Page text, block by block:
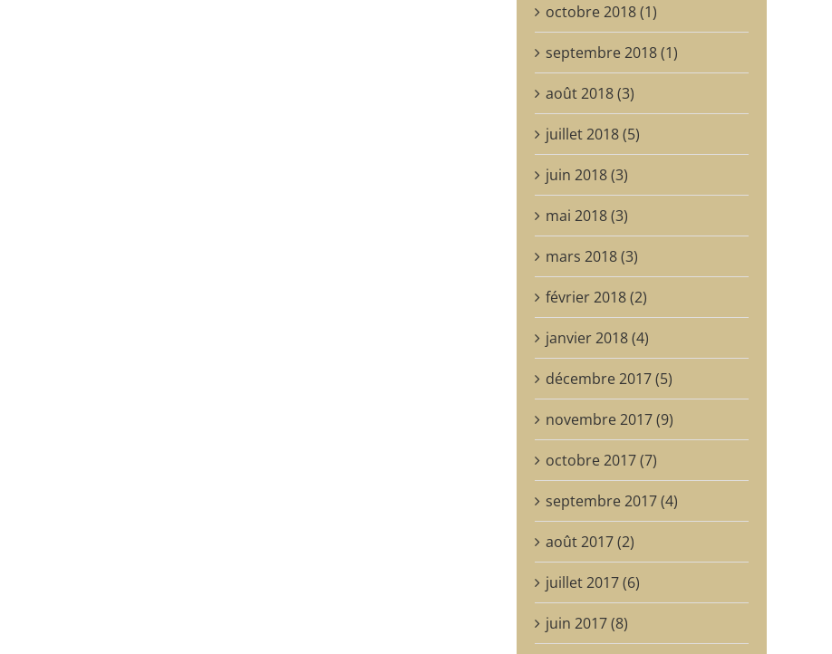
octobre 2018 (1)
septembre 2018 (1)
août 2018 (3)
juillet 2018 (5)
juin 2018 (3)
mai 2018 (3)
mars 2018 (3)
février 2018 (2)
janvier 2018 (4)
décembre 2017 (5)
novembre 2017 (9)
octobre 2017 (7)
septembre 2017 (4)
août 2017 (2)
juillet 2017 (6)
juin 2017 (8)